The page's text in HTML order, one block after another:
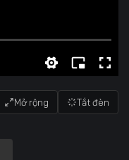
Mở rộng Tắt đèn